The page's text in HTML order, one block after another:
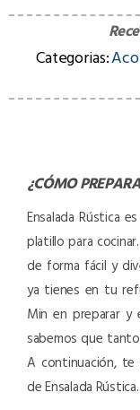
Categorias:
¿CÓMO
Ensalada Rústica
platillo para
de forma fácil y
ya tienes en tu
Min en preparar y
sabemos que
A continuación, te
de Ensalada Rústica.